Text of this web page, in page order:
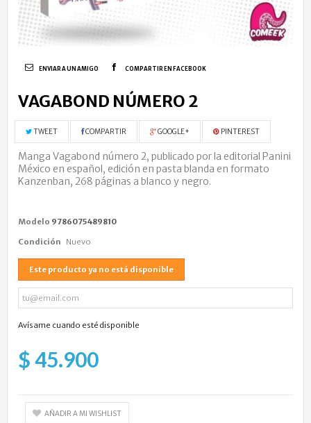
ENVIAR A UN AMIGO COMPARTIR EN FACEBOOK
VAGABOND NÚMERO 2
TWEET COMPARTIR GOOGLE+ PINTEREST
Manga Vagabond número 2, publicado por la editorial Panini
México en español, edición en pasta blanda en formato
Kanzenban, 268 páginas a blanco y negro.
Modelo 9786075489810
Condición Nuevo
Este producto ya no está disponible
Avísame cuando esté disponible
$ 45.900
AÑADIR A MI WISHLIST